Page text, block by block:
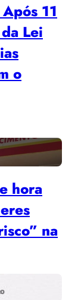
11
Lei
o
hora
na